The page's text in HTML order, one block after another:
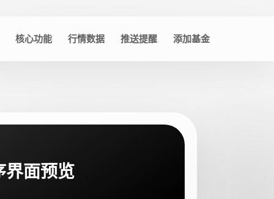
核心功能 行情数据 推送提醒 添加基金
界面预览